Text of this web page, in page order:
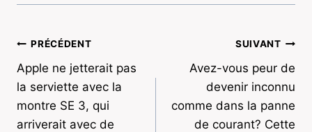
Navigation
de
l’article
PRÉCÉDENT
Apple ne jetterait pas
la serviette avec la
montre SE 3, qui
arriverait avec de
SUIVANT
Avez-vous peur de
devenir inconnu
comme dans la panne
de courant? Cette